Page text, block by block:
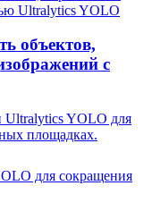
объектов,
с
Ultralytics YOLO для
площадках.